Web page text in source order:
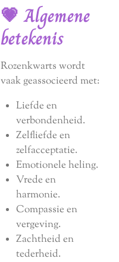
💗 Algemene
betekenis
Rozenkwarts wordt
vaak geassocieerd met:
Liefde en
verbondenheid.
Zelfliefde en
zelfacceptatie.
Emotionele heling.
Vrede en
harmonie.
Compassie en
vergeving.
Zachtheid en
tederheid.